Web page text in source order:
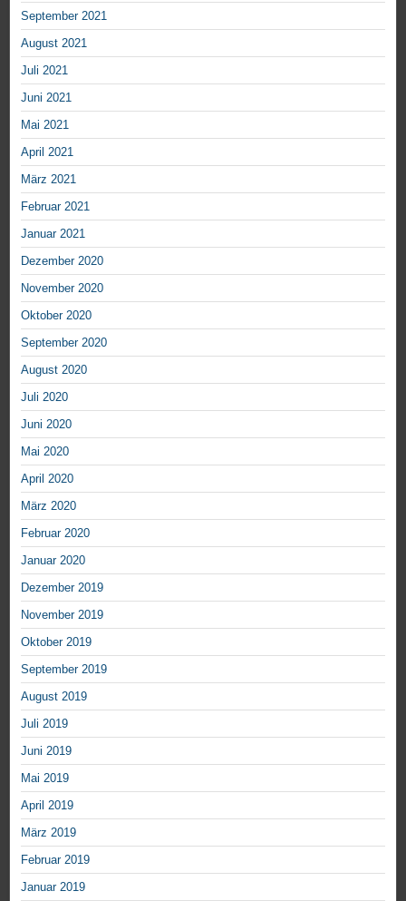
September 2021
August 2021
Juli 2021
Juni 2021
Mai 2021
April 2021
März 2021
Februar 2021
Januar 2021
Dezember 2020
November 2020
Oktober 2020
September 2020
August 2020
Juli 2020
Juni 2020
Mai 2020
April 2020
März 2020
Februar 2020
Januar 2020
Dezember 2019
November 2019
Oktober 2019
September 2019
August 2019
Juli 2019
Juni 2019
Mai 2019
April 2019
März 2019
Februar 2019
Januar 2019